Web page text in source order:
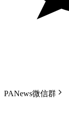
PANews微信群